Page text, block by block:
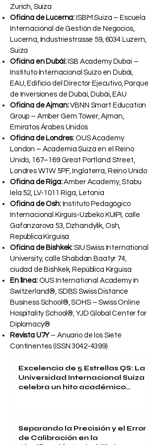
Zurich, Suiza
Oficina de Lucerna: ISBM Suiza – Escuela
Internacional de Gestión de Negocios,
Lucerna, Industriestrasse 59, 6034 Luzern,
Suiza
Oficina en Dubái:ISB Academy Dubai –
Instituto Internacional Suizo en Dubái,
EAU, Edificio del Director Ejecutivo, Parque
de Inversiones de Dubái, Dubái, EAU
Oficina de Ajman:VBNN Smart Education
Group – Amber Gem Tower, Ajman,
Emiratos Árabes Unidos
Oficina de Londres: OUS Academy
London – Academia Suiza en el Reino
Unido, 167–169 Great Portland Street,
Londres W1W 5PF, Inglaterra, Reino Unido
Oficina de Riga:Amber Academy, Stabu
Iela 52, LV-1011 Riga, Letonia
Oficina de Osh:Instituto Pedagógico
Internacional Kirguís-Uzbeko KUIPI, calle
Gafanzarova 53, Dzhandylik, Osh,
República Kirguisa
Oficina de Bishkek: SIU Swiss International
University, calle Shabdan Baatyr 74,
ciudad de Bishkek, República Kirguisa
En línea:OUS International Academy in
Switzerland®, SDBS Swiss Distance
Business School®, SOHS – Swiss Online
Hospitality School®, YJD Global Center for
Diplomacy®
Revista U7Y– Anuario de los Siete
Continentes (ISSN3042-4399)
Excelencia de 5 Estrellas QS: La
Universidad Internacional Suiza
celebra un hito académico
Separando la Precisión y el Error
de Calibración en la